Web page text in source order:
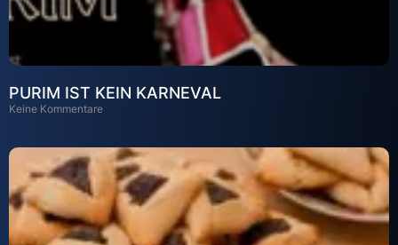
PURIM IST KEIN KARNEVAL
Keine Kommentare